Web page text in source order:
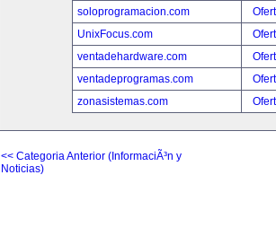
soloprogramacion.com
UnixFocus.com
ventadehardware.com
ventadeprogramas.com
zonasistemas.com
<< Categoria Anterior (InformaciÃ³n y
Noticias)